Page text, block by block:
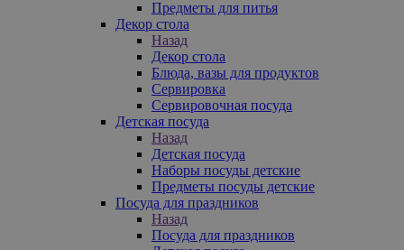
Предметы для питья
Декор стола
Назад
Декор стола
Блюда, вазы для продуктов
Сервировка
Сервировочная посуда
Детская посуда
Назад
Детская посуда
Наборы посуды детские
Предметы посуды детские
Посуда для праздников
Назад
Посуда для праздников